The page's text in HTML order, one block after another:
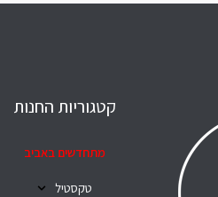
קטגוריות החנות
מתחדשים באביב
טקסטיל